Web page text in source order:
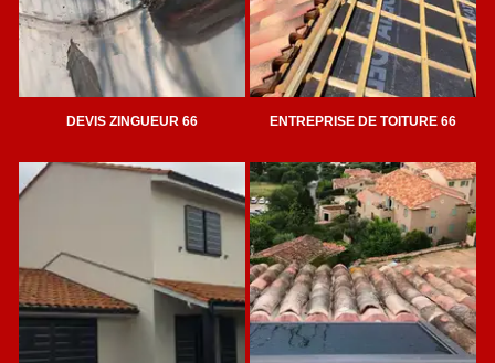
DEVIS ZINGUEUR 66 ENTREPRISE DE TOITURE 66